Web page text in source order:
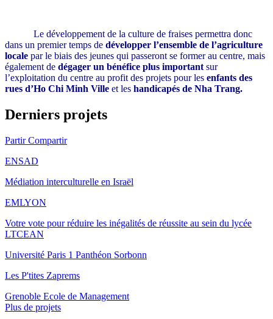
Le développement de la culture de fraises permettra donc
dans un premier temps de développer l’ensemble de l’agriculture
locale par le biais des jeunes qui passeront se former au centre, mais
également de dégager un bénéfice plus important sur
l’exploitation du centre au profit des projets pour les enfants des
rues d’Ho Chi Minh Ville et les handicapés de Nha Trang.
Derniers projets
Partir Compartir
ENSAD
Médiation interculturelle en Israël
EMLYON
Votre vote pour réduire les inégalités de réussite au sein du lycée
LTCEAN
Université Paris 1 Panthéon Sorbonn
Les P'tites Zaprems
Grenoble Ecole de Management
Plus de projets